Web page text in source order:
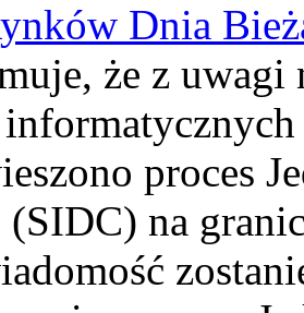
Dnia
że z uwagi
proces
(SIDC) na